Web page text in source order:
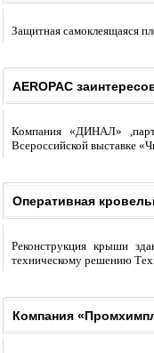
Защитная самоклеящаяся
AEROPAC
Компания «ДИНАЛ»
Всероссийской выставке
Оперативная
Реконструкция крыши
техническому решению
Компания